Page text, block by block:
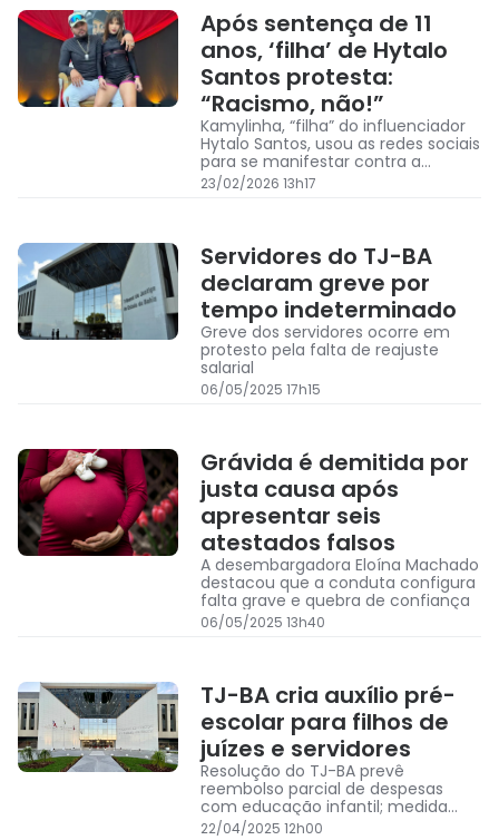
Após sentença de 11
anos, ‘filha’ de Hytalo
Santos protesta:
“Racismo, não!”
Kamylinha, “filha” do influenciador
Hytalo Santos, usou as redes sociais
para se manifestar contra a
condenação do blogueiro a 11 anos
de prisão
23/02/2026 13h17
Servidores do TJ-BA
declaram greve por
tempo indeterminado
Greve dos servidores ocorre em
protesto pela falta de reajuste
salarial
06/05/2025 17h15
Grávida é demitida por
justa causa após
apresentar seis
atestados falsos
A desembargadora Eloína Machado
destacou que a conduta configura
falta grave e quebra de confiança
06/05/2025 13h40
TJ-BA cria auxílio pré-
escolar para filhos de
juízes e servidores
Resolução do TJ-BA prevê
reembolso parcial de despesas
com educação infantil; medida
atende pleito do Sinpojud
22/04/2025 12h00